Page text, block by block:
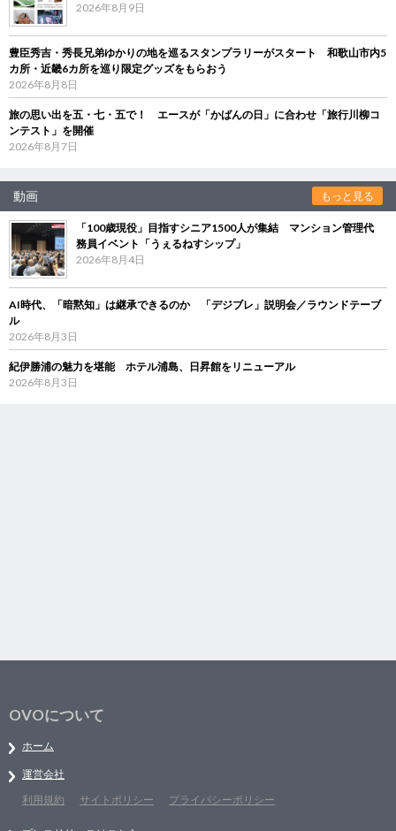
2026年8月9日
豊臣秀吉・秀長兄弟ゆかりの地を巡るスタンプラリーがスタート 和歌山市内5
カ所・近畿6カ所を巡り限定グッズをもらおう
2026年8月8日
旅の思い出を五・七・五で！ エースが「かばんの日」に合わせ「旅行川柳コ
ンテスト」を開催
2026年8月7日
動画 もっと見る
「100歳現役」目指すシニア1500人が集結 マンション管理代
務員イベント「うぇるねすシップ」
2026年8月4日
AI時代、「暗黙知」は継承できるのか 「デジブレ」説明会／ラウンドテーブ
ル
2026年8月3日
紀伊勝浦の魅力を堪能 ホテル浦島、日昇館をリニューアル
2026年8月3日
OVOについて
ホーム
運営会社
利用規約
サイトポリシー プライバシーポリシー